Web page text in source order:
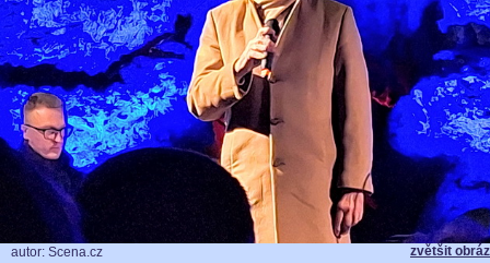
autor: Scena.cz zvětšit